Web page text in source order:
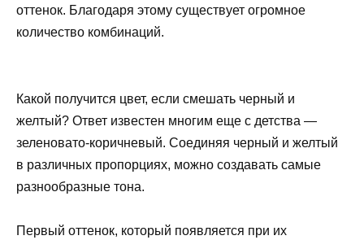
оттенок. Благодаря этому существует огромное
количество комбинаций.
Какой получится цвет, если смешать черный и
желтый? Ответ известен многим еще с детства —
зеленовато-коричневый. Соединяя черный и желтый
в различных пропорциях, можно создавать самые
разнообразные тона.
Первый оттенок, который появляется при их